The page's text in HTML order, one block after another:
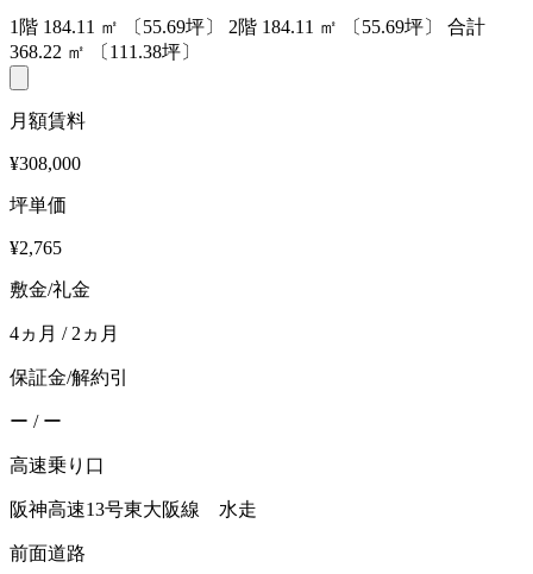
1階 184.11 ㎡ 〔55.69坪〕 2階 184.11 ㎡ 〔55.69坪〕
合計
368.22 ㎡ 〔111.38坪〕
月額賃料
¥308,000
坪単価
¥2,765
敷金/礼金
4ヵ月 / 2ヵ月
保証金/解約引
ー / ー
高速乗り口
阪神高速13号東大阪線 水走
前面道路